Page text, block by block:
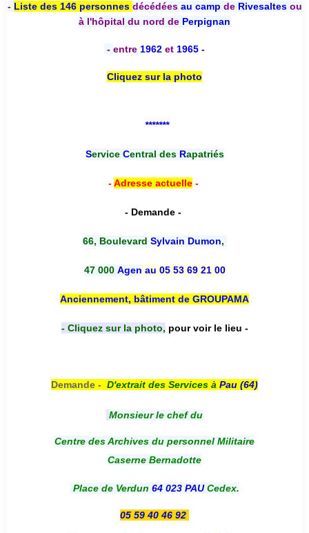
- Liste des 146 personnes décédées au camp deRivesaltesou
à l'hôpital du nord de Perpignan
- entre 1962 et 1965 -
Cliquez sur la photo
*******
Service Central desRapatriés
-Adresse actuelle-
- Demande -
66, Boulevard Sylvain Dumon,
47 000 Agen au 05 53 69 21 00
Anciennement, bâtiment de GROUPAMA
- Cliquez sur la photo, pour voir le lieu -
Demande - D'extrait des Services à Pau (64)
Monsieur le chef du
Centre des Archives du personnel Militaire
Caserne Bernadotte
Place de Verdun 64 023 PAUCedex.
05 59 40 46 92